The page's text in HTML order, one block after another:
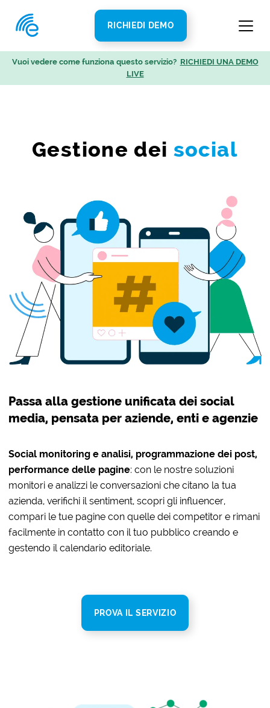
RICHIEDI DEMO
Gestione dei social
Passa alla gestione unificata dei social
media, pensata per aziende, enti e agenzie
Social monitoring e analisi, programmazione dei post,
performance delle pagine: con le nostre soluzioni
monitori e analizzi le conversazioni che citano la tua
azienda, verifichi il sentiment, scopri gli influencer,
compari le tue pagine con quelle dei competitor e rimani
facilmente in contatto con il tuo pubblico creando e
gestendo il calendario editoriale.
PROVA IL SERVIZIO
Vuoi vedere come funziona questo servizio? RICHIEDI UNA DEMO
LIVE